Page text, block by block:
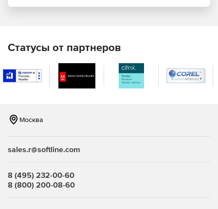
UPCE.
Interleaved2of5.
Code11.
Статусы от партнеров
Москва
sales.r@softline.com
8 (495) 232-00-60
8 (800) 200-08-60